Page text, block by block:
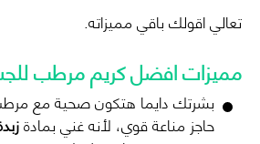
تعالي اقولك باقي مميزاته.
مميزاتافضل كريم مرطب
بشرتك دايما هتكون صحية مع
حاجز مناعة قوي، لأنه غني بمادة